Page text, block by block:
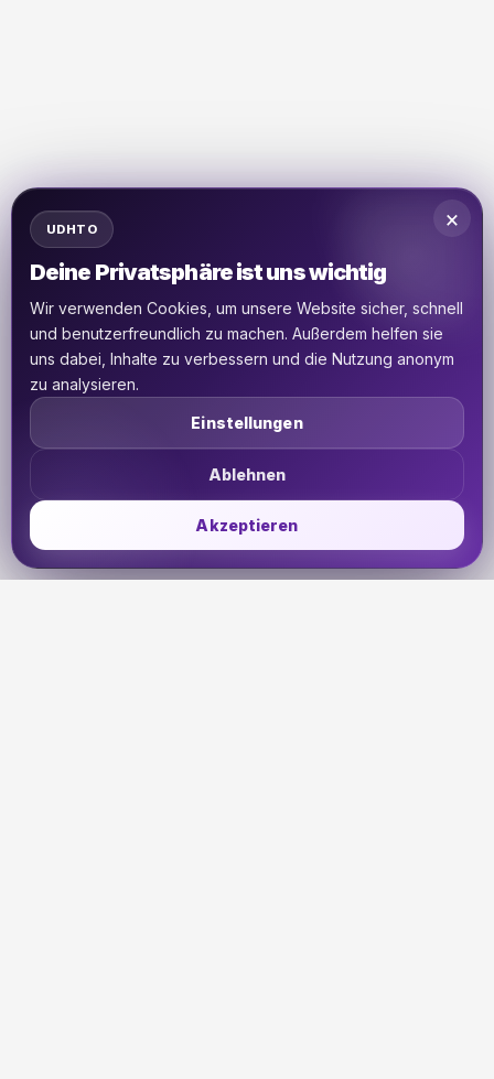
UDHTO
Deine Privatsphäre ist uns wichtig
Wir verwenden Cookies, um unsere Website sicher, schnell
und benutzerfreundlich zu machen. Außerdem helfen sie
uns dabei, Inhalte zu verbessern und die Nutzung anonym
zu analysieren.
Einstellungen
Ablehnen
Akzeptieren
×